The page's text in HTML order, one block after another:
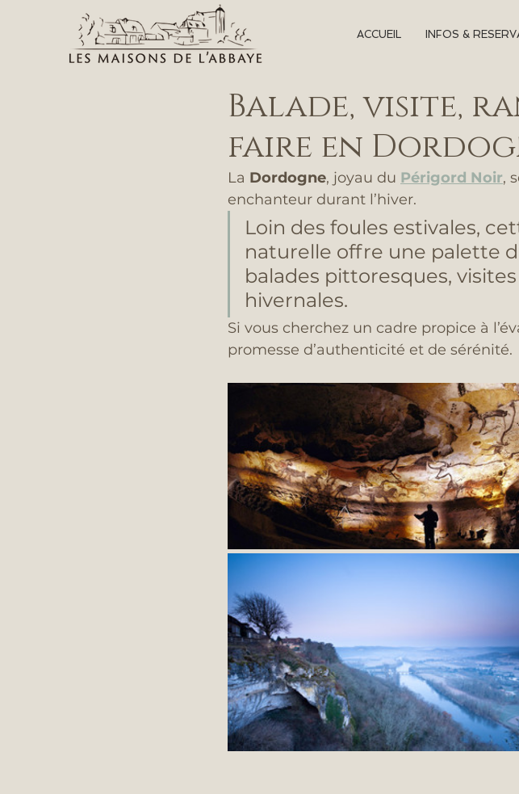
ACCUEIL INFOS &
Balade, visite,
faire en
La Dordogne, joyau du Périgord Noir,
enchanteur durant l’hiver.
Loin des foules estivales,
naturelle offre une palette
balades pittoresques,
hivernales.
Si vous cherchez un cadre propice à
promesse d’authenticité et de sérénité.